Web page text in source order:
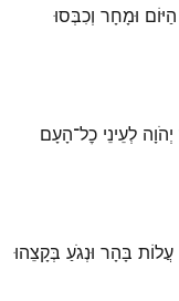
וּמָחָר וְכִבְּסוּ
לְעֵינֵי כׇל־הָעָם
בָּהָר וּנְגֹעַ בְּקָצֵהוּ